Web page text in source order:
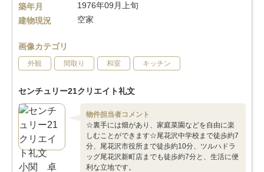
築年月
1976年09月上旬
建物現況
空家
画像カテゴリ
外観 間取り 和室 キッチン
センチュリー21クリエイト礼文
物件担当者コメント
☆裏手には畑があり、家庭菜園などを自由に楽
しむことができます☆尾花沢中学校まで徒歩約7
分、尾花沢市役所まで徒歩約10分、ツルハドラ
ッグ尾花沢新町店までも徒歩約7分と、生活に便
利な立地です。